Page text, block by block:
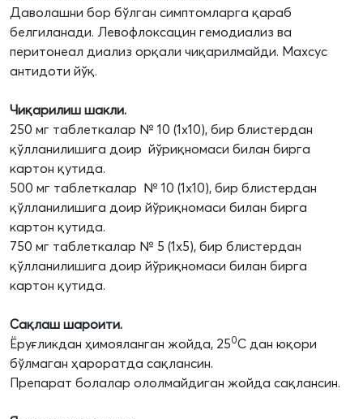
Даволашни бор бўлган симптомларга қараб
белгиланади. Левофлоксацин гемодиализ ва
перитонеал диализ орқали чиқарилмайди. Махсус
антидоти йўқ.
Чиқарилиш шакли.
250 мг таблеткалар № 10 (1х10), бир блистердан
қўлланилишига доир йўриқномаси билан бирга
картон қутида.
500 мг таблеткалар № 10 (1х10), бир блистердан
қўлланилишига доир йўриқномаси билан бирга
картон қутида.
750 мг таблеткалар № 5 (1х5), бир блистердан
қўлланилишига доир йўриқномаси билан бирга
картон қутида.
Сақлаш шароити.
Ёруғликдан ҳимояланган жойда, 250С дан юқори
бўлмаган ҳароратда сақлансин.
Препарат болалар ололмайдиган жойда сақлансин.